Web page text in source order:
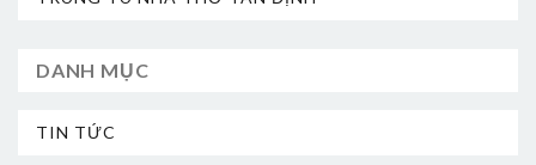
DANH MỤC
TIN TỨC